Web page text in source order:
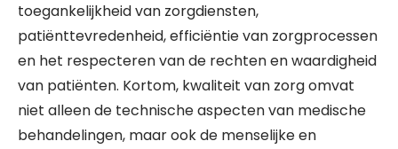
toegankelijkheid van zorgdiensten,
patiënttevredenheid, efficiëntie van zorgprocessen
en het respecteren van de rechten en waardigheid
van patiënten. Kortom, kwaliteit van zorg omvat
niet alleen de technische aspecten van medische
behandelingen, maar ook de menselijke en